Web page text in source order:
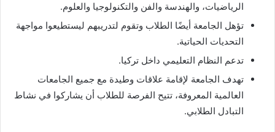
الرياضيات، والهندسة والفن والتكنولوجيا والعلوم.
تؤهل الجامعة أيضًا الطلاب وتقوم لتدريبهم ليستطيعوا مواجهة
التحديات الحياتية.
تدعم النظام التعليمي داخل تركيا.
تهدف الجامعة لإقامة علاقات وطيدة مع جميع الجامعات
العالمية المعروفة، تتيح الفرصة للطلاب أن يشاركوا في نشاط
التبادل الطلابي.